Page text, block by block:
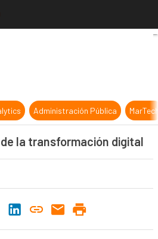
va más allá de la
Administración Pública
la transformación digital